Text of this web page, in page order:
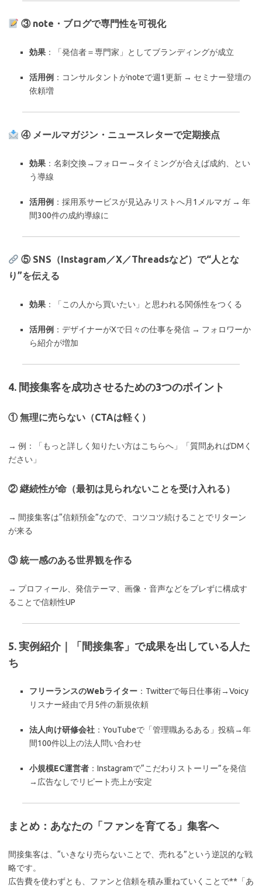
③ note・ブログで専門性を可視化
効果 ：「発信者＝専門家」としてブランディングが成立
活用例 ：コンサルタントがnoteで週1更新 → セミナー登壇の
依頼増
④ メールマガジン・ニュースレターで定期接点
効果 ：名刺交換→フォロー→タイミングが合えば成約、とい
う導線
活用例 ：採用系サービスが見込みリストへ月1メルマガ → 年
間300件の成約導線に
⑤ SNS（Instagram／X／Threadsなど）で“人とな
り”を伝える
効果 ：「この人から買いたい」と思われる関係性をつくる
活用例 ：デザイナーがXで日々の仕事を発信 → フォロワーか
ら紹介が増加
4. 間接集客を成功させるための3つのポイント
① 無理に売らない（CTAは軽く）
→ 例：「もっと詳しく知りたい方はこちらへ」「質問あればDMく
ださい」
② 継続性が命（最初は見られないことを受け入れる）
→ 間接集客は“信頼預金”なので、コツコツ続けることでリターン
が来る
③ 統一感のある世界観を作る
→ プロフィール、発信テーマ、画像・音声などをブレずに構成す
ることで信頼性UP
5. 実例紹介｜「間接集客」で成果を出している人た
ち
フリーランスのWebライター ：Twitterで毎日仕事術→Voicy
リスナー経由で月5件の新規依頼
法人向け研修会社 ：YouTubeで「管理職あるある」投稿→年
間100件以上の法人問い合わせ
小規模EC運営者 ：Instagramで“こだわりストーリー”を発信
→広告なしでリピート売上が安定
まとめ：あなたの「ファンを育てる」集客へ
間接集客は、“いきなり売らないことで、売れる”という逆説的な戦
略です。
広告費を使わずとも、ファンと信頼を積み重ねていくことで**「あ